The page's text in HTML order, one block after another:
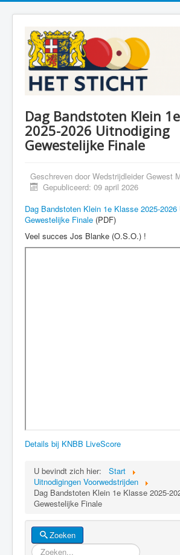
Dag Bandstoten Klein
2025-2026 Uitnodiging
Gewestelijke Finale
Geschreven door Wedstrijdleider Gewest
Gepubliceerd: 09 april 2026
Dag Bandstoten Klein 1e Klasse 2025-2026
Gewestelijke Finale (PDF)
Veel succes Jos Blanke (O.S.O.) !
Details bij KNBB LiveScore
U bevindt zich hier:
Start
Uitnodigingen Voorwedstrijden
Dag Bandstoten Klein 1e Klasse 2025-
Gewestelijke Finale
Zoeken
Zoeken